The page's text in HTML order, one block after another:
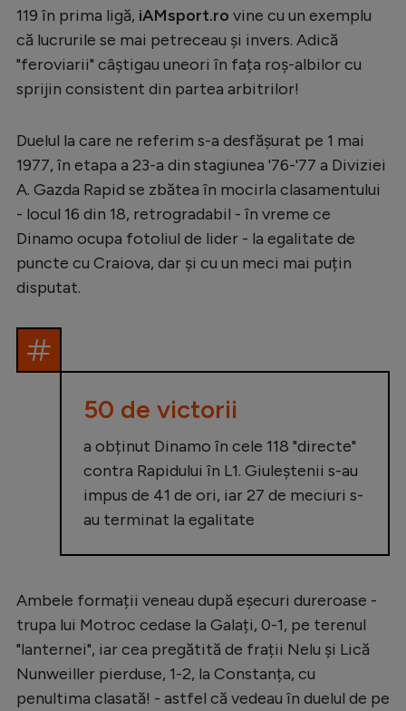
Clasamente
Handbal
Natație
Formula 1
Gimnastică
Alte sporturi
JO 2026
Creează cont
119 în prima ligă, iAMsport.ro vine cu un exemplu
că lucrurile se mai petreceau și invers. Adică
"feroviarii" câștigau uneori în fața roș-albilor cu
sprijin consistent din partea arbitrilor!
Duelul la care ne referim s-a desfășurat pe 1 mai
1977, în etapa a 23-a din stagiunea '76-'77 a Diviziei
A. Gazda Rapid se zbătea în mocirla clasamentului
- locul 16 din 18, retrogradabil - în vreme ce
Dinamo ocupa fotoliul de lider - la egalitate de
puncte cu Craiova, dar și cu un meci mai puțin
disputat.
50 de victorii
a obținut Dinamo în cele 118 "directe"
contra Rapidului în L1. Giuleștenii s-au
impus de 41 de ori, iar 27 de meciuri s-
au terminat la egalitate
Ambele formații veneau după eșecuri dureroase -
trupa lui Motroc cedase la Galați, 0-1, pe terenul
"lanternei", iar cea pregătită de frații Nelu și Lică
Nunweiller pierduse, 1-2, la Constanța, cu
penultima clasată! - astfel că vedeau în duelul de pe